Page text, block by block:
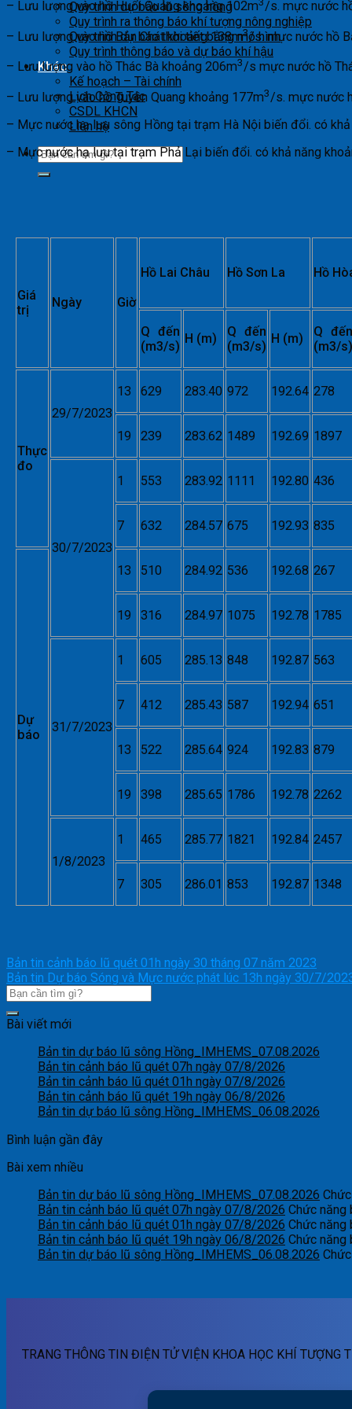
Quy trình dự báo lũ sông hồng
Quy trình ra thông báo khí tượng nông nghiệp
Quy trình dự báo thời tiết bằng mô hình
Quy trình thông báo và dự báo khí hậu
Khác
Kế hoạch – Tài chính
Lịch Công Tác
CSDL KHCN
Liên hệ
– Lưu lượng vào hồ Huổi Quảng khoảng 102m /s. mực nước
– Lưu lượng vào hồ Bản Chát khoảng 138m3/s. mực nước hồ
– Lưu lượng vào hồ Thác Bà khoảng 206m3/s mực nước hồ
– Lưu lượng vào hồ Tuyên Quang khoảng 177m3/s. mực nước
– Mực nước hạ lưu sông Hồng tại trạm Hà Nội biến đổi. có khả
– Mực nước hạ lưu tại trạm Phả Lại biến đổi. có khả năng
Giá
trị
Ngày Giờ
Hồ Lai Châu Hồ Sơn La Hồ
Q đến
(m3/s)
H (m)
Q đến
(m3/s)
H (m)
Q đến
(m3/s)
Thực
đo
29/7/2023
13 629 283.40 972 192.64 278
19 239 283.62 1489 192.69 1897
30/7/2023
1 553 283.92 1111 192.80 436
7 632 284.57 675 192.93 835
Dự
báo
13 510 284.92 536 192.68 267
19 316 284.97 1075 192.78 1785
31/7/2023
1 605 285.13 848 192.87 563
7 412 285.43 587 192.94 651
13 522 285.64 924 192.83 879
19 398 285.65 1786 192.78 2262
1/8/2023
1 465 285.77 1821 192.84 2457
7 305 286.01 853 192.87 1348
Bản tin cảnh báo lũ quét 01h ngày 30 tháng 07 năm 2023
Bản tin Dự báo Sóng và Mực nước phát lúc 13h ngày 30/7/
Bài viết mới
Bản tin dự báo lũ sông Hồng_IMHEMS_07.08.2026
Bản tin cảnh báo lũ quét 07h ngày 07/8/2026
Bản tin cảnh báo lũ quét 01h ngày 07/8/2026
Bản tin cảnh báo lũ quét 19h ngày 06/8/2026
Bản tin dự báo lũ sông Hồng_IMHEMS_06.08.2026
Bình luận gần đây
Bài xem nhiều
Bản tin dự báo lũ sông Hồng_IMHEMS_07.08.2026
Bản tin cảnh báo lũ quét 07h ngày 07/8/2026 Chức năng
Bản tin cảnh báo lũ quét 01h ngày 07/8/2026 Chức năng
Bản tin cảnh báo lũ quét 19h ngày 06/8/2026 Chức năng
Bản tin dự báo lũ sông Hồng_IMHEMS_06.08.2026
TRANG THÔNG TIN ĐIỆN TỬ VIỆN KHOA HỌC KHÍ TƯỢNG